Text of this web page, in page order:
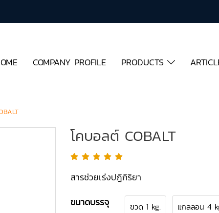
COMPANY PROFILE PRODUCTS
โคบอลต์ COBALT
สารช่วยเร่งปฎิกิริยา
ขนาดบรรจุ
ขวด 1 kg. แกลลอน 4